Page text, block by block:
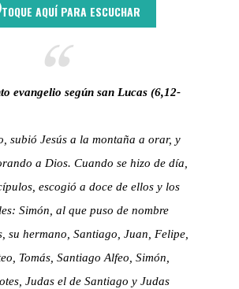
TOQUE AQUÍ PARA ESCUCHAR
evangelio según san Lucas (6,12-
subió Jesús a la montaña a orar, y
a Dios. Cuando se hizo de día,
escogió a doce de ellos y los
Simón, al que puso de nombre
su hermano, Santiago, Juan, Felipe,
Tomás, Santiago Alfeo, Simón,
Judas el de Santiago y Judas